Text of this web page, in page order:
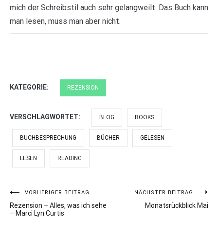
mich der Schreibstil auch sehr gelangweilt. Das Buch kann
man lesen, muss man aber nicht.
KATEGORIE: REZENSION
VERSCHLAGWORTET: BLOG BOOKS
BUCHBESPRECHUNG BÜCHER GELESEN
LESEN READING
Beitragsnavigation
VORHERIGER BEITRAG
Rezension – Alles, was ich sehe
– Marci Lyn Curtis
NÄCHSTER BEITRAG
Monatsrückblick Mai